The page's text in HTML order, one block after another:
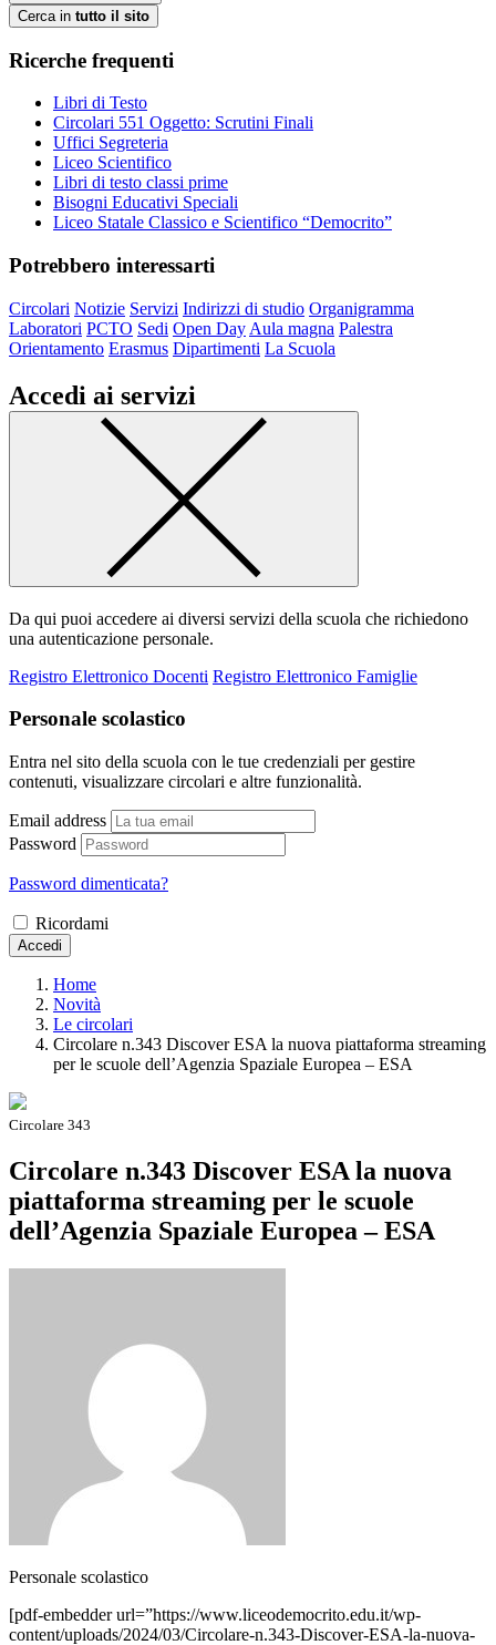
Cerca in tutto il sito
Ricerche frequenti
Libri di Testo
Circolari 551 Oggetto: Scrutini Finali
Uffici Segreteria
Liceo Scientifico
Libri di testo classi prime
Bisogni Educativi Speciali
Liceo Statale Classico e Scientifico “Democrito”
Potrebbero interessarti
Circolari Notizie Servizi Indirizzi di studio Organigramma
Laboratori PCTO Sedi Open Day Aula magna Palestra
Orientamento Erasmus Dipartimenti La Scuola
Accedi ai servizi
Da qui puoi accedere ai diversi servizi della scuola che richiedono
una autenticazione personale.
Registro Elettronico Docenti Registro Elettronico Famiglie
Personale scolastico
Entra nel sito della scuola con le tue credenziali per gestire
contenuti, visualizzare circolari e altre funzionalità.
Email address
Password
Password dimenticata?
Ricordami
Accedi
Home
Novità
Le circolari
Circolare n.343 Discover ESA la nuova piattaforma streaming
per le scuole dell’Agenzia Spaziale Europea – ESA
Circolare 343
Circolare n.343 Discover ESA la nuova
piattaforma streaming per le scuole
dell’Agenzia Spaziale Europea – ESA
Personale scolastico
[pdf-embedder url=”https://www.liceodemocrito.edu.it/wp-
content/uploads/2024/03/Circolare-n.343-Discover-ESA-la-nuova-